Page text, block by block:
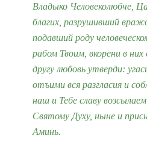
Владыко Человеколюбче,
благих, разрушивший
подавший роду
рабом Твоим, вкорени в них
другу любовь утверди:
отъими вся разгласия и
наш и Тебе славу
Святому Духу, ныне и
Аминь.